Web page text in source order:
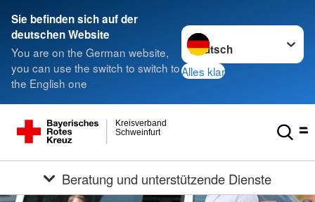
Sie befinden sich auf der
deutschen Website
You are on the German website,
you can use the switch to switch to
the English one
Sprache wechseln zu
Alles klar
Schweinfurt
Kreisverband
Beratung und unterstützende Dienste